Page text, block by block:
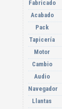
Fabricado
Acabado
Pack
Tapicería
Motor
Cambio
Audio
Navegador
Llantas